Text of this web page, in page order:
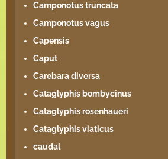
Camponotus truncata
Camponotus vagus
Capensis
Caput
Carebara diversa
Cataglyphis bombycinus
Cataglyphis rosenhaueri
Cataglyphis viaticus
caudal